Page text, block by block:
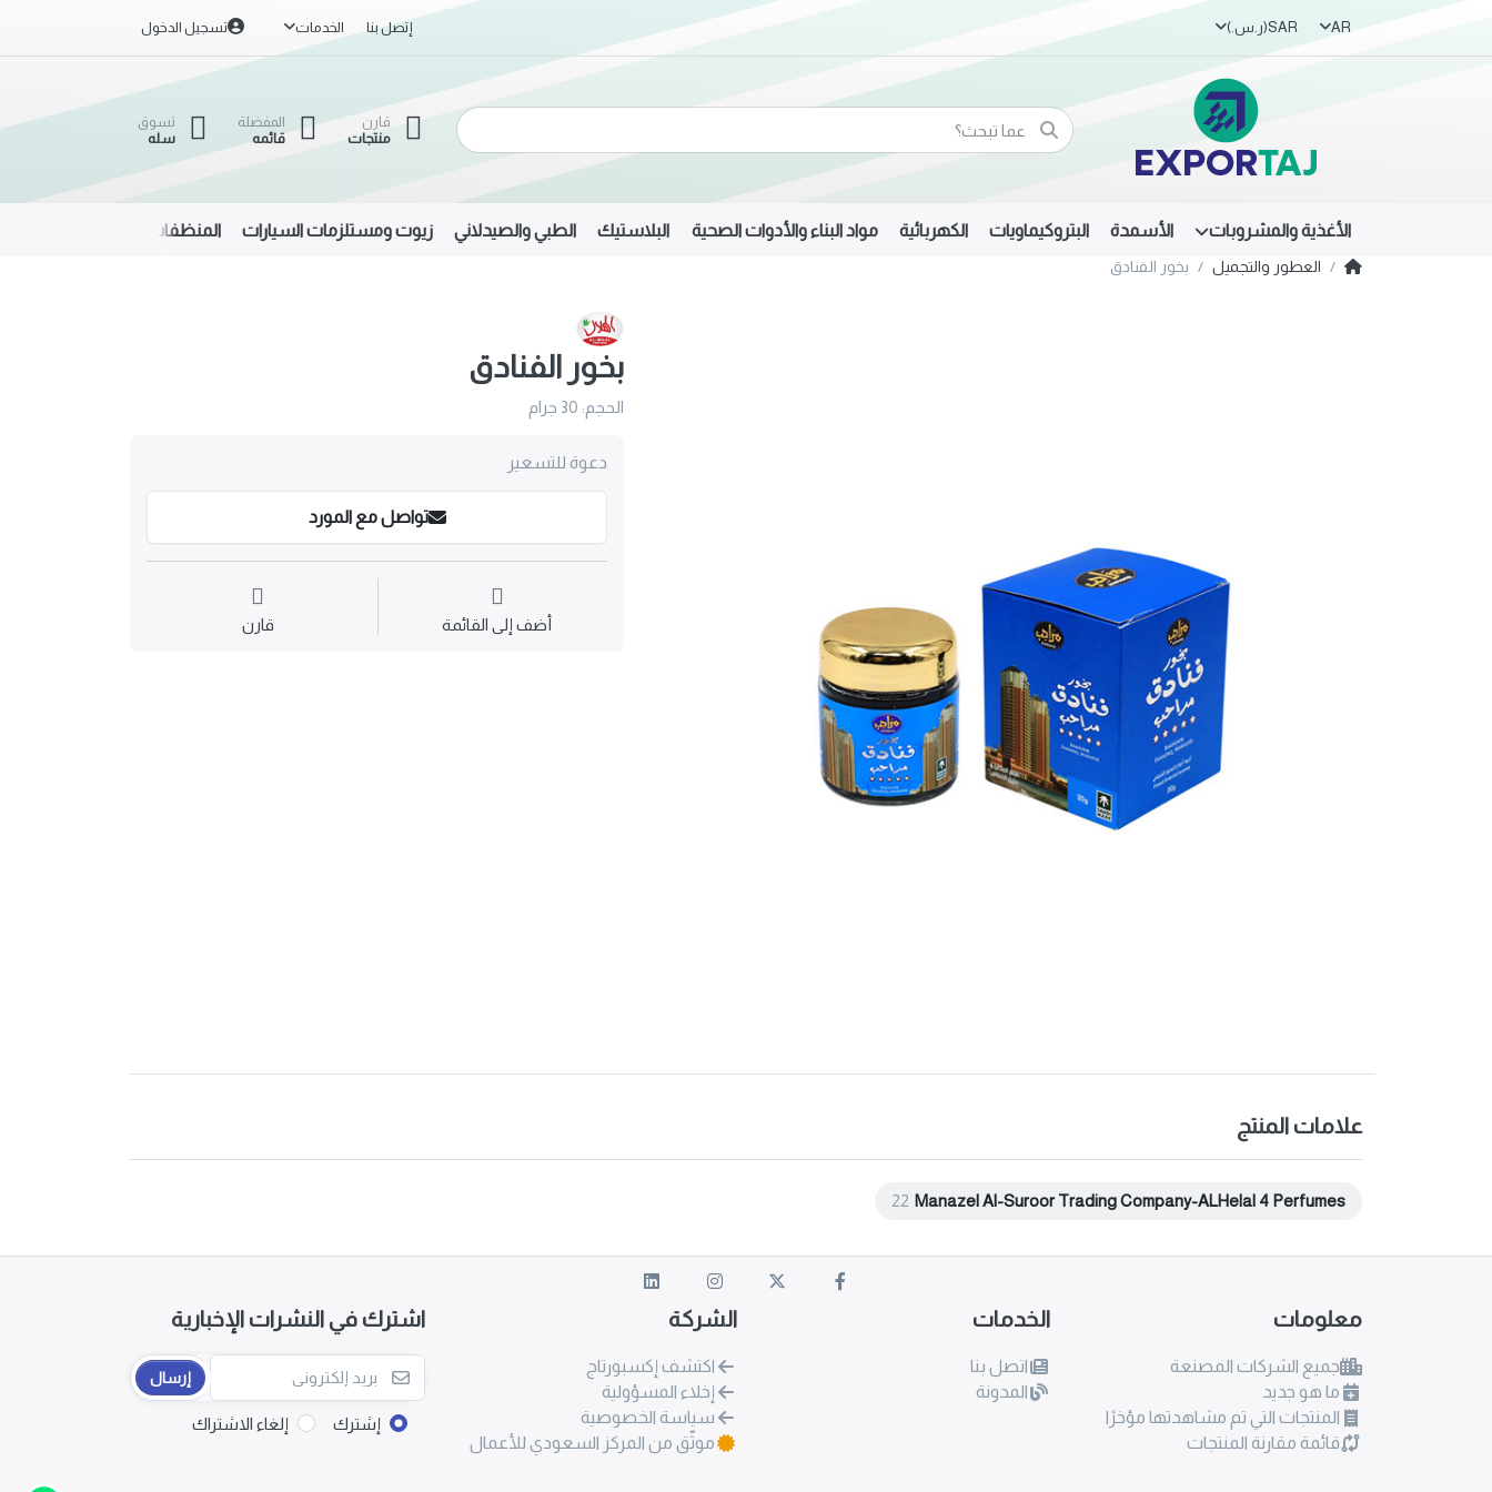
AR
SAR(ر.س.‏) إتصل بنا الخدمات تسجيل الدخول
قارن
منتجات
المفضلة
قائمه
تسوق
سله
الأغذية والمشروبات الأسمدة البتروكيماويات الكهربائية مواد البناء والأدوات الصحية البلاستيك الطبي والصيدلاني زيوت ومستلزمات السيارات المنظفات
العطور والتجميل بخور الفنادق
بخور الفنادق
الحجم: 30 جرام
دعوة للتسعير
تواصل مع المورد
أضف إلى القائمة قارن
علامات المنتج
Manazel Al-Suroor Trading Company-ALHelal 4 Perfumes
22
معلومات
جميع الشركات المصنعة
ما هو جديد
المنتجات التي تم مشاهدتها مؤخرًا
قائمة مقارنة المنتجات
الخدمات
اتصل بنا
المدونة
الشركة
اكتشف إكسبورتاج
إخلاء المسؤولية
سياسة الخصوصية
موثّق من المركز السعودي للأعمال
اشترك في النشرات الإخبارية
إرسال
إشترك إلغاء الاشتراك